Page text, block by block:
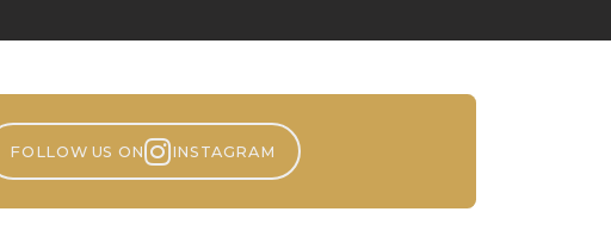
FOLLOW US ON INSTAGRAM